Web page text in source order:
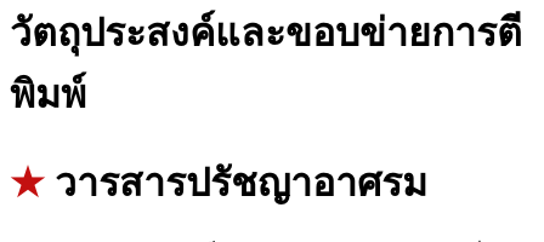
วัตถุประสงค์และขอบข่ายการตี
พิมพ์
★ วารสารปรัชญาอาศรม